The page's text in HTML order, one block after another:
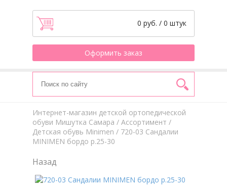
0 руб. / 0 штук
Оформить заказ
Интернет-магазин детской ортопедической
обуви Мишутка Самара / Aссортимент /
Детская обувь Minimen / 720-03 Сандалии
MINIMEN бордо р.25-30
Назад